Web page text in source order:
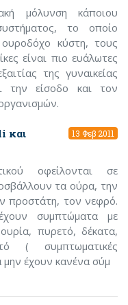
μόλυνση κάποιου
το οποίο
κύστη, τους
είναι πιο ευάλωτες
της γυναικείας
την είσοδο και τον
και
13 Φεβ 2011
οφείλονται σε
τα ούρα, την
προστάτη, τον νεφρό.
συμπτώματα με
πυρετό, δέκατα,
( συμπτωματικές
μην έχουν κανένα σύμ